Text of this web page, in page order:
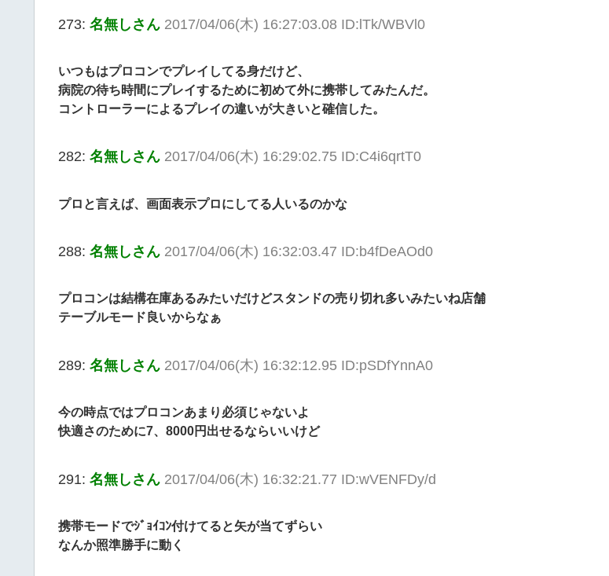
273: 名無しさん 2017/04/06(木) 16:27:03.08 ID:lTk/WBVl0
いつもはプロコンでプレイしてる身だけど、
病院の待ち時間にプレイするために初めて外に携帯してみたんだ。
コントローラーによるプレイの違いが大きいと確信した。
282: 名無しさん 2017/04/06(木) 16:29:02.75 ID:C4i6qrtT0
プロと言えば、画面表示プロにしてる人いるのかな
288: 名無しさん 2017/04/06(木) 16:32:03.47 ID:b4fDeAOd0
プロコンは結構在庫あるみたいだけどスタンドの売り切れ多いみたいね店舗
テーブルモード良いからなぁ
289: 名無しさん 2017/04/06(木) 16:32:12.95 ID:pSDfYnnA0
今の時点ではプロコンあまり必須じゃないよ
快適さのために7、8000円出せるならいいけど
291: 名無しさん 2017/04/06(木) 16:32:21.77 ID:wVENFDy/d
携帯モードでｼﾞｮｲｺﾝ付けてると矢が当てずらい
なんか照準勝手に動く